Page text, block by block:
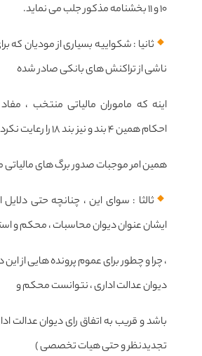
۱۰ و ۱۱ بخشنامه مذکور جلب می نماید.
ثانیا : شکواییه بسیاری از مودیان که
ناشی از تراکنش های بانکی صادر شده
اینه که ماموران مالیاتی منتخب ،
احکام همین ۴ بند و نیز بند ۱۸ را رعایت نکرده
همین امر موجبات صدور برگ های مالیاتی
ثالثا : سوای این ، چنانچه حتی
ایشان عنوان دیوان محاسبات ، محکم و
، چرا و چطور برای عموم پرونده هایی از
دیوان عدالت اداری ، نتوانست محکم و
باشد و قریب به اتفاق رای دیوان عدالت
تجدیدنظر و حتی هیات تخصصی )